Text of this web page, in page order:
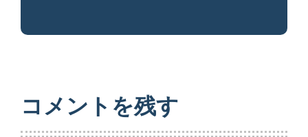
コメントを残す